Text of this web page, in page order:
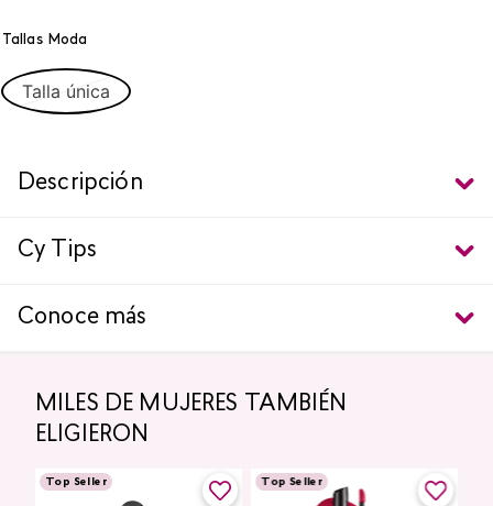
Tallas Moda
Talla única
Descripción
Cy Tips
Conoce más
MILES DE MUJERES TAMBIÉN
ELIGIERON
Top Seller Top Seller